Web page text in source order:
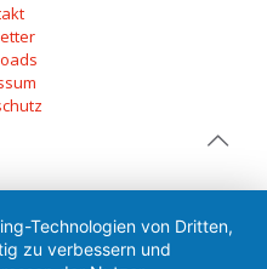
Technologien von Dritten,
zu verbessern und